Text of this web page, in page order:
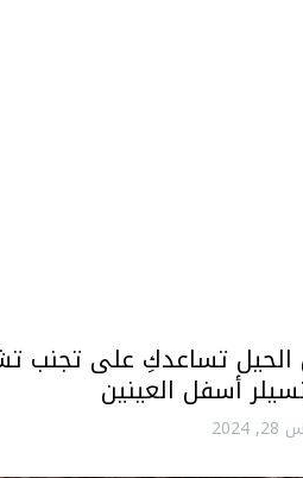
تساعدكِ على تجنب
أسفل العينين